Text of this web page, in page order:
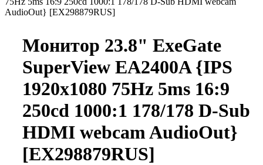
AudioOut} [EX298879RUS]
Монитор 23.8" ExeGate
SuperView EA2400A {IPS
1920x1080 75Hz 5ms 16:9
250cd 1000:1 178/178 D-Sub
HDMI webcam AudioOut}
[EX298879RUS]